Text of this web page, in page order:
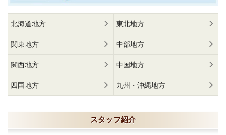
北海道地方 東北地方
関東地方 中部地方
関西地方 中国地方
四国地方 九州・沖縄地方
スタッフ紹介